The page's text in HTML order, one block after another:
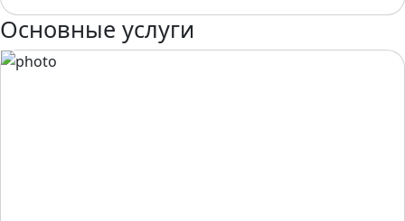
Основные услуги